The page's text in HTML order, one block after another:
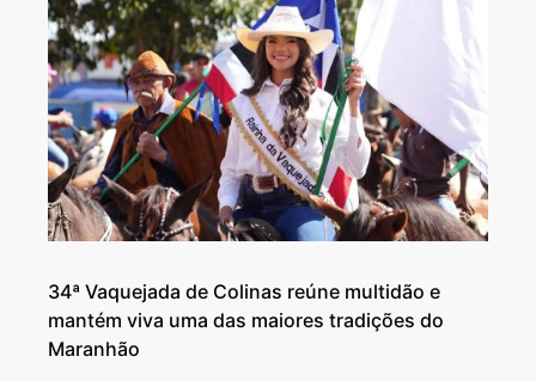
34ª Vaquejada de Colinas reúne multidão e
mantém viva uma das maiores tradições do
Maranhão